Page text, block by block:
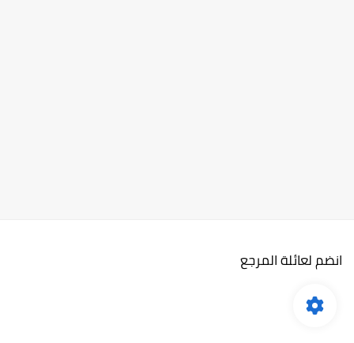
انضم لعائلة المرجع